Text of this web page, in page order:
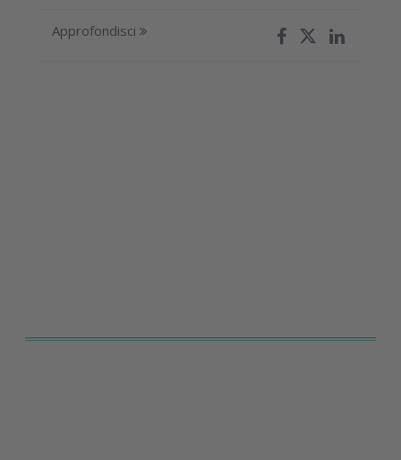
Approfondisci